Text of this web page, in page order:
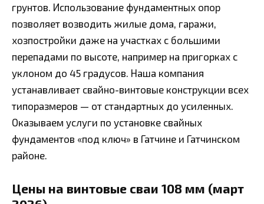
грунтов. Использование фундаментных опор
позволяет возводить жилые дома, гаражи,
хозпостройки даже на участках с большими
перепадами по высоте, например на пригорках с
уклоном до 45 градусов. Наша компания
устанавливает свайно-винтовые конструкции всех
типоразмеров — от стандартных до усиленных.
Оказываем услуги по установке свайных
фундаментов «под ключ» в Гатчине и Гатчинском
районе.
Цены на винтовые сваи 108 мм (март